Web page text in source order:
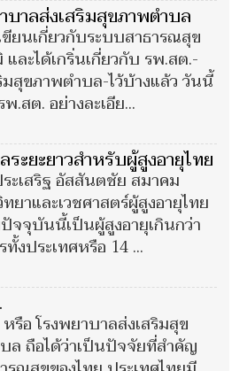
บาลส่งเสริมสุขภาพตำบล
ขียนเกี่ยวกับระบบสาธารณสุข
ละได้เกริ่นเกี่ยวกับ รพ.สต.-
มสุขภาพตำบล-ไว้บ้างแล้ว วันนี้
.สต. อย่างละเอีย...
ระยะยาวสำหรับผู้สูงอายุไทย
ะเสริฐ อัสสันตชัย สมาคม
ยาและเวชศาสตร์ผู้สูงอายุไทย
จจุบันนี้เป็นผู้สูงอายุเกินกว่า
งประเทศหรือ 14 ...
รือ โรงพยาบาลส่งเสริมสุข
ล ถือได้ว่าเป็นปัจจัยที่สำคัญ